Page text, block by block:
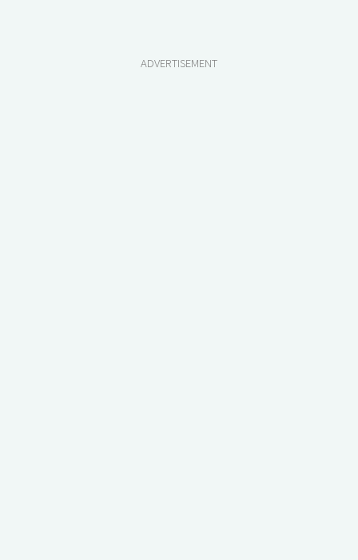
ADVERTISEMENT